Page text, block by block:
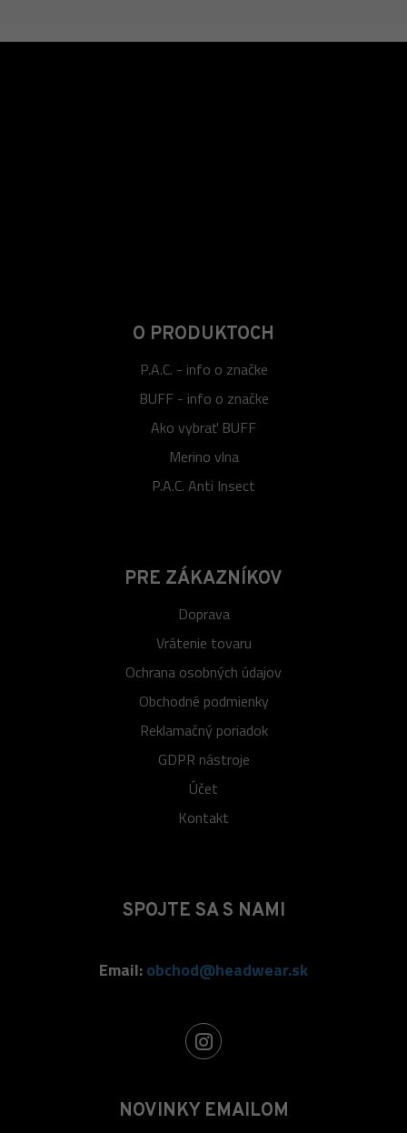
O PRODUKTOCH
P.A.C. - info o značke
BUFF - info o značke
Ako vybrať BUFF
Merino vlna
P.A.C. Anti Insect
PRE ZÁKAZNÍKOV
Doprava
Vrátenie tovaru
Ochrana osobných údajov
Obchodné podmienky
Reklamačný poriadok
GDPR nástroje
Účet
Kontakt
SPOJTE SA S NAMI
Email:obchod@headwear.sk
NOVINKY EMAILOM